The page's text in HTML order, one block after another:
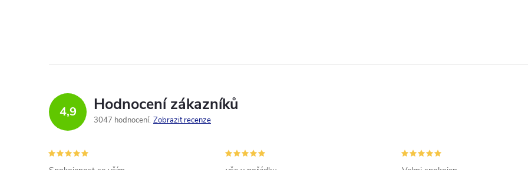
4,9 Hodnocení zákazníků
3047 hodnocení Zobrazit recenze